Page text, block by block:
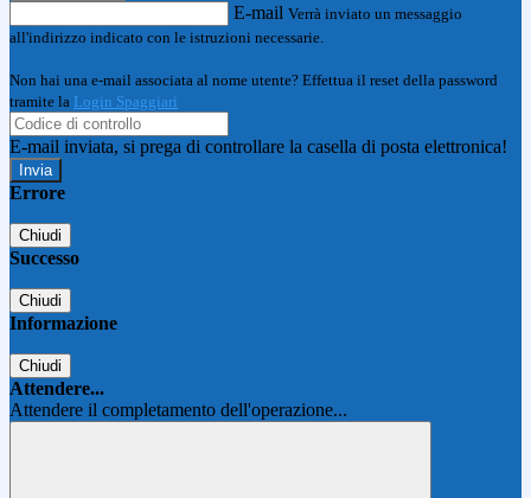
E-mail Verrà inviato un messaggio
all'indirizzo indicato con le istruzioni necessarie.
Non hai una e-mail associata al nome utente? Effettua il reset della password
tramite la Login Spaggiari
E-mail inviata, si prega di controllare la casella di posta elettronica!
Errore
Chiudi
Successo
Chiudi
Informazione
Chiudi
Attendere...
Attendere il completamento dell'operazione...